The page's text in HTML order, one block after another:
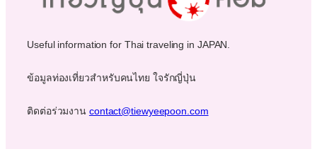
Useful information for Thai traveling in JAPAN.
ข้อมูลท่องเที่ยวสำหรับคนไทย ใจรักญี่ปุ่น
ติดต่อร่วมงาน contact@tiewyeepoon.com